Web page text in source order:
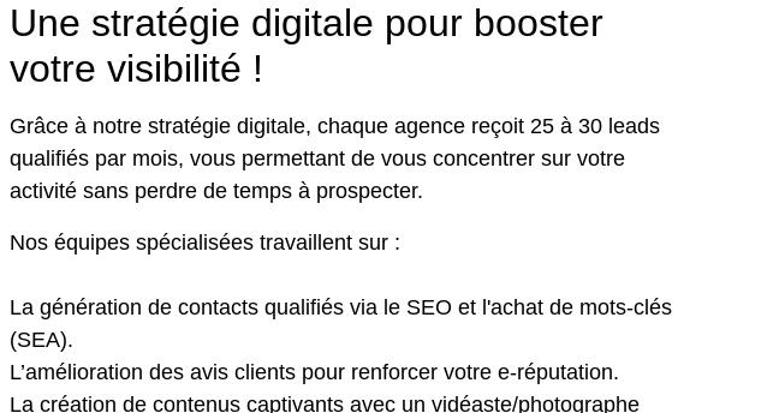
Une stratégie digitale pour booster
votre visibilité !
Grâce à notre stratégie digitale, chaque agence reçoit 25 à 30 leads
qualifiés par mois, vous permettant de vous concentrer sur votre
activité sans perdre de temps à prospecter.
Nos équipes spécialisées travaillent sur :
La génération de contacts qualifiés via le SEO et l'achat de mots-clés
(SEA).
L’amélioration des avis clients pour renforcer votre e-réputation.
La création de contenus captivants avec un vidéaste/photographe